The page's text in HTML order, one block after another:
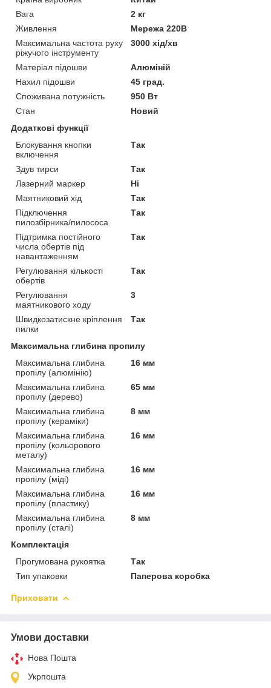
Вага
2 кг
Живлення
Мережа 220В
Максимальна частота руху
ріжучого інструменту
3000 хід/хв
Матеріал підошви
Алюміній
Нахил підошви
45 град.
Споживана потужність
950 Вт
Стан
Новий
Додаткові функції
Блокування кнопки
включення
Так
Здув тирси
Так
Лазерний маркер
Ні
Маятниковий хід
Так
Підключення
пилозбірника/пилососа
Так
Підтримка постійного
числа обертів під
навантаженням
Так
Регулювання кількості
обертів
Так
Регулювання
маятникового ходу
3
Швидкозатискне кріплення
пилки
Так
Максимальна глибина пропилу
Максимальна глибина
пропілу (алюмінію)
16 мм
Максимальна глибина
пропілу (дерево)
65 мм
Максимальна глибина
пропілу (кераміки)
8 мм
Максимальна глибина
пропілу (кольорового
металу)
16 мм
Максимальна глибина
пропілу (міді)
16 мм
Максимальна глибина
пропілу (пластику)
16 мм
Максимальна глибина
пропілу (сталі)
8 мм
Комплектація
Прогумована рукоятка
Так
Тип упаковки
Паперова коробка
Приховати
Умови доставки
Нова Пошта
Укрпошта